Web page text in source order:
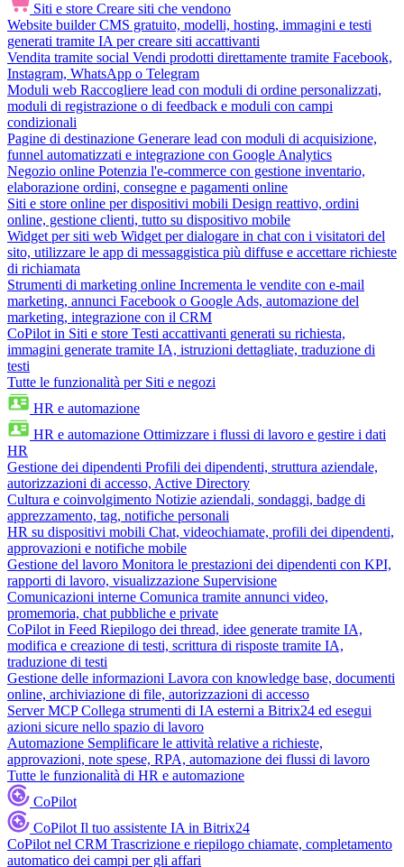
Siti e store Creare siti che vendono
Website builder CMS gratuito, modelli, hosting, immagini e testi
generati tramite IA per creare siti accattivanti
Vendita tramite social Vendi prodotti direttamente tramite Facebook,
Instagram, WhatsApp o Telegram
Moduli web Raccogliere lead con moduli di ordine personalizzati,
moduli di registrazione o di feedback e moduli con campi
condizionali
Pagine di destinazione Generare lead con moduli di acquisizione,
funnel automatizzati e integrazione con Google Analytics
Negozio online Potenzia l'e-commerce con gestione inventario,
elaborazione ordini, consegne e pagamenti online
Siti e store online per dispositivi mobili Design reattivo, ordini
online, gestione clienti, tutto su dispositivo mobile
Widget per siti web Widget per dialogare in chat con i visitatori del
sito, utilizzare le app di messaggistica più diffuse e accettare richieste
di richiamata
Strumenti di marketing online Incrementa le vendite con e-mail
marketing, annunci Facebook o Google Ads, automazione del
marketing, integrazione con il CRM
CoPilot in Siti e store Testi accattivanti generati su richiesta,
immagini generate tramite IA, istruzioni dettagliate, traduzione di
testi
Tutte le funzionalità per Siti e negozi
HR e automazione
HR e automazione Ottimizzare i flussi di lavoro e gestire i dati
HR
Gestione dei dipendenti Profili dei dipendenti, struttura aziendale,
autorizzazioni di accesso, Active Directory
Cultura e coinvolgimento Notizie aziendali, sondaggi, badge di
apprezzamento, tag, notifiche personali
HR su dispositivi mobili Chat, videochiamate, profili dei dipendenti,
approvazioni e notifiche mobile
Gestione del lavoro Monitora le prestazioni dei dipendenti con KPI,
rapporti di lavoro, visualizzazione Supervisione
Comunicazioni interne Comunica tramite annunci video,
promemoria, chat pubbliche e private
CoPilot in Feed Riepilogo dei thread, idee generate tramite IA,
modifica e creazione di testi, scrittura di risposte tramite IA,
traduzione di testi
Gestione delle informazioni Lavora con knowledge base, documenti
online, archiviazione di file, autorizzazioni di accesso
Server MCP Collega strumenti di IA esterni a Bitrix24 ed esegui
azioni sicure nello spazio di lavoro
Automazione Semplificare le attività relative a richieste,
approvazioni, note spese, RPA, automazione dei flussi di lavoro
Tutte le funzionalità di HR e automazione
CoPilot
CoPilot Il tuo assistente IA in Bitrix24
CoPilot nel CRM Trascrizione e riepilogo chiamate, completamento
automatico dei campi per gli affari